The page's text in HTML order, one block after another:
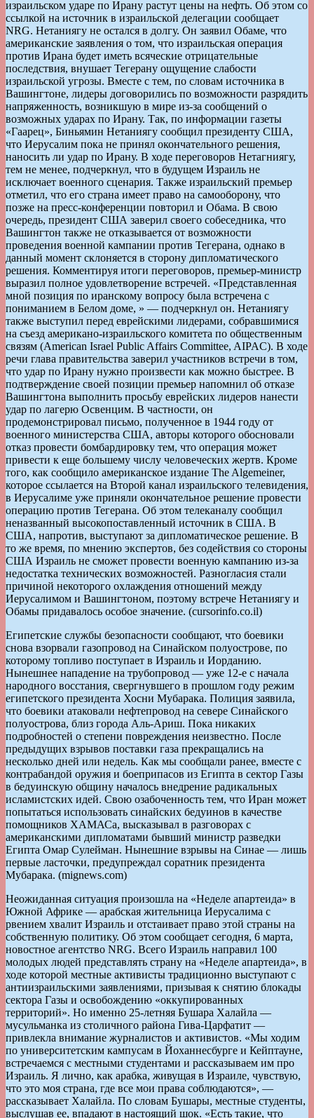
израильском ударе по Ирану растут цены на нефть. Об этом со
ссылкой на источник в израильской делегации сообщает
NRG. Нетаниягу не остался в долгу. Он заявил Обаме, что
американские заявления о том, что израильская операция
против Ирана будет иметь всяческие отрицательные
последствия, внушает Тегерану ощущение слабости
израильской угрозы. Вместе с тем, по словам источника в
Вашингтоне, лидеры договорились по возможности разрядить
напряженность, возникшую в мире из-за сообщений о
возможных ударах по Ирану. Так, по информации газеты
«Гаарец», Биньямин Нетаниягу сообщил президенту США,
что Иерусалим пока не принял окончательного решения,
наносить ли удар по Ирану. В ходе переговоров Нетагниягу,
тем не менее, подчеркнул, что в будущем Израиль не
исключает военного сценария. Также израильский премьер
отметил, что его страна имеет право на самооборону, что
позже на пресс-конференции повторил и Обама. В свою
очередь, президент США заверил своего собеседника, что
Вашингтон также не отказывается от возможности
проведения военной кампании против Тегерана, однако в
данный момент склоняется в сторону дипломатического
решения. Комментируя итоги переговоров, премьер-министр
выразил полное удовлетворение встречей. «Представленная
мной позиция по иранскому вопросу была встречена с
пониманием в Белом доме, » — подчеркнул он. Нетаниягу
также выступил перед еврейскими лидерами, собравшимися
на съезд американо-израильского комитета по общественным
связям (American Israel Public Affairs Committee, AIPAC). В ходе
речи глава правительства заверил участников встречи в том,
что удар по Ирану нужно произвести как можно быстрее. В
подтверждение своей позиции премьер напомнил об отказе
Вашингтона выполнить просьбу еврейских лидеров нанести
удар по лагерю Освенцим. В частности, он
продемонстрировал письмо, полученное в 1944 году от
военного министерства США, авторы которого обосновали
отказ провести бомбардировку тем, что операция может
привести к еще большему числу человеческих жертв. Кроме
того, как сообщило американское издание The Algemeiner,
которое ссылается на Второй канал израильского телевидения,
в Иерусалиме уже приняли окончательное решение провести
операцию против Тегерана. Об этом телеканалу сообщил
неназванный высокопоставленный источник в США. В
США, напротив, выступают за дипломатическое решение. В
то же время, по мнению экспертов, без содействия со стороны
США Израиль не сможет провести военную кампанию из-за
недостатка технических возможностей. Разногласия стали
причиной некоторого охлаждения отношений между
Иерусалимом и Вашингтоном, поэтому встрече Нетаниягу и
Обамы придавалось особое значение. (cursorinfo.co.il)
Египетские службы безопасности сообщают, что боевики
снова взорвали газопровод на Синайском полуострове, по
которому топливо поступает в Израиль и Иорданию.
Нынешнее нападение на трубопровод — уже 12-е с начала
народного восстания, свергнувшего в прошлом году режим
египетского президента Хосни Мубарака. Полиция заявила,
что боевики атаковали нефтепровод на севере Синайского
полуострова, близ города Аль-Ариш. Пока никаких
подробностей о степени повреждения неизвестно. После
предыдущих взрывов поставки газа прекращались на
несколько дней или недель. Как мы сообщали ранее, вместе с
контрабандой оружия и боеприпасов из Египта в сектор Газы
в бедуинскую общину началось внедрение радикальных
исламистских идей. Свою озабоченность тем, что Иран может
попытаться использовать синайских бедуинов в качестве
помощников ХАМАСа, высказывал в разговорах с
американскими дипломатами бывший министр разведки
Египта Омар Сулейман. Нынешние взрывы на Синае — лишь
первые ласточки, предупреждал соратник президента
Мубарака. (mignews.com)
Неожиданная ситуация произошла на «Неделе апартеида» в
Южной Африке — арабская жительница Иерусалима с
рвением хвалит Израиль и отстаивает право этой страны на
собственную политику. Об этом сообщает сегодня, 6 марта,
новостное агентство NRG. Всего Израиль направил 100
молодых людей представлять страну на «Неделе апартеида», в
ходе которой местные активисты традиционно выступают с
антиизраильскими заявлениями, призывая к снятию блокады
сектора Газы и освобождению «оккупированных
территорий». Но именно 25-летняя Бушара Халайла —
мусульманка из столичного района Гива-Царфатит —
привлекла внимание журналистов и активистов. «Мы ходим
по университетским кампусам в Йоханнесбурге и Кейптауне,
встречаемся с местными студентами и рассказываем им про
Израиль. Я лично, как арабка, живущая в Израиле, чувствую,
что это моя страна, где все мои права соблюдаются», —
рассказывает Халайла. По словам Бушары, местные студенты,
выслушав ее, впадают в настоящий шок. «Есть такие, что